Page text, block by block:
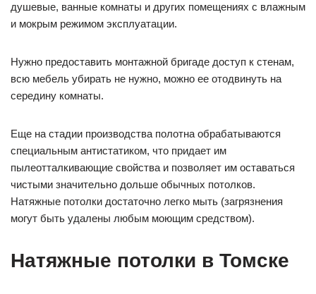
душевые, ванные комнаты и других помещениях с влажным
и мокрым режимом эксплуатации.
Нужно предоставить монтажной бригаде доступ к стенам,
всю мебель убирать не нужно, можно ее отодвинуть на
середину комнаты.
Еще на стадии производства полотна обрабатываются
специальным антистатиком, что придает им
пылеотталкивающие свойства и позволяет им оставаться
чистыми значительно дольше обычных потолков.
Натяжные потолки достаточно легко мыть (загрязнения
могут быть удалены любым моющим средством).
Натяжные потолки в Томске